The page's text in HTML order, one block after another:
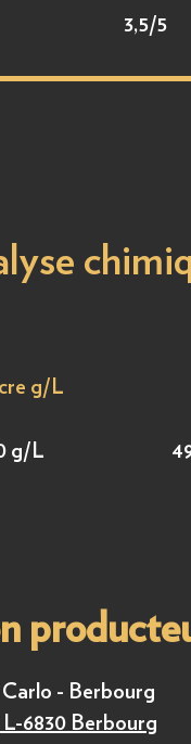
3,5/5
g/L
g/L
- Berbourg
6830 Berbourg